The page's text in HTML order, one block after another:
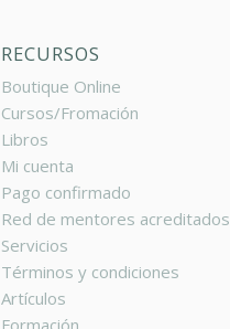
RECURSOS
Boutique Online
Cursos/Fromación
Libros
Mi cuenta
Pago confirmado
Red de mentores acreditados
Servicios
Términos y condiciones
Artículos
Formación